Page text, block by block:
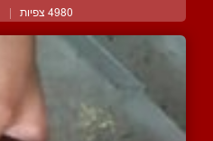
4980 צפיות |